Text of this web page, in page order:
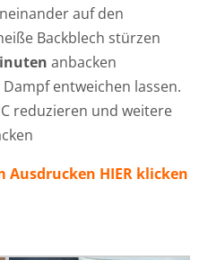
auf den
Backblech stürzen
anbacken
entweichen lassen.
reduzieren und weitere
Ausdrucken HIER klicken